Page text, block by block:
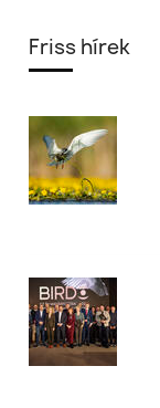
Friss hírek